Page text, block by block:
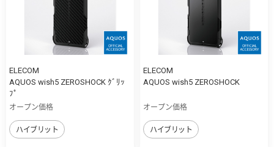
ELECOM
AQUOS wish5 ZEROSHOCK ｸﾞﾘｯ
ﾌﾟ
オープン価格
ハイブリット
ELECOM
AQUOS wish5 ZEROSHOCK
オープン価格
ハイブリット